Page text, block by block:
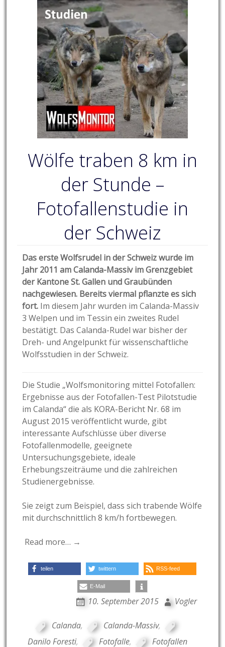
Wölfe traben 8 km in
der Stunde –
Fotofallenstudie in
der Schweiz
Das erste Wolfsrudel in der Schweiz wurde im
Jahr 2011 am Calanda-Massiv im Grenzgebiet
der Kantone St. Gallen und Graubünden
nachgewiesen. Bereits viermal pflanzte es sich
fort. Im diesem Jahr wurden im Calanda-Massiv
3 Welpen und im Tessin ein zweites Rudel
bestätigt. Das Calanda-Rudel war bisher der
Dreh- und Angelpunkt für wissenschaftliche
Wolfsstudien in der Schweiz.
Die Studie „Wolfsmonitoring mittel Fotofallen:
Ergebnisse aus der Fotofallen-Test Pilotstudie
im Calanda“ die als KORA-Bericht Nr. 68 im
August 2015 veröffentlicht wurde, gibt
interessante Aufschlüsse über diverse
Fotofallenmodelle, geeignete
Untersuchungsgebiete, ideale
Erhebungszeiträume und die zahlreichen
Studienergebnisse.
Sie zeigt zum Beispiel, dass sich trabende Wölfe
mit durchschnittlich 8 km/h fortbewegen.
Read more… →
teilen twittern RSS-feed
E-Mail
10. September 2015 Vogler
Calanda, Calanda-Massiv,
Danilo Foresti, Fotofalle, Fotofallen